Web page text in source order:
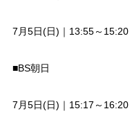
7月5日(日)｜13:55～15:20
■BS朝日
7月5日(日)｜15:17～16:20